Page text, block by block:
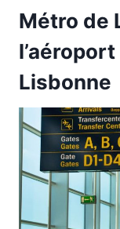
Métro de
Lisbonne